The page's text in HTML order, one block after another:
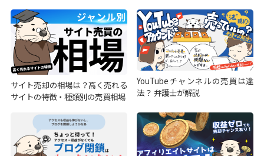
サイト売却の相場は？高く売れる
サイトの特徴・種類別の売買相場
YouTubeチャンネルの売買は違
法？ 弁護士が解説